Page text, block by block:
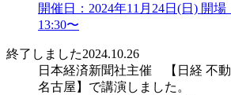
開催日：2024年11月24日(日) 開場
13:30〜
終了しました2024.10.26
日本経済新聞社主催 【日経 不
名古屋】で講演しました。